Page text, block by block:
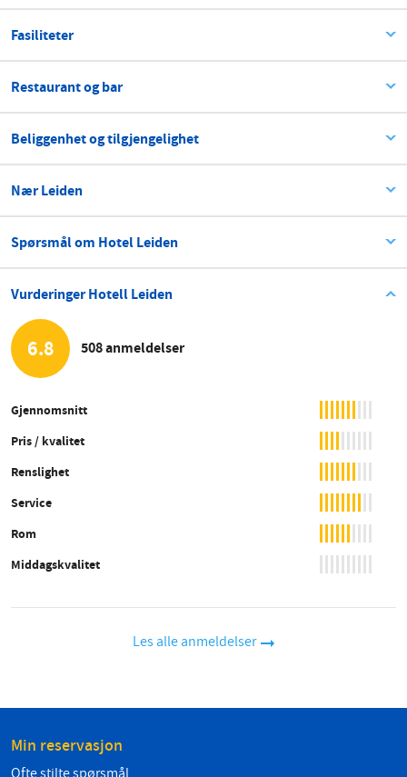
Fasiliteter
Restaurant og bar
Beliggenhet og tilgjengelighet
Nær Leiden
Spørsmål om Hotel Leiden
Vurderinger Hotell Leiden
6.8 508 anmeldelser
Gjennomsnitt
Pris / kvalitet
Renslighet
Service
Rom
Middagskvalitet
Les alle anmeldelser
Min reservasjon